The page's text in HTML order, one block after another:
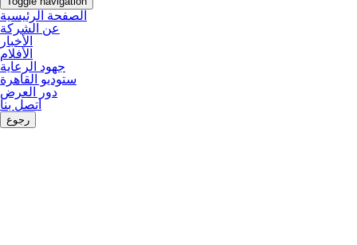
الصفحة الرئيسية
عن الشركة
الأخبار
الأفلام
جهود الرعاية
ستوديو القاهرة
دور العرض
اتصل بنا
رجوع